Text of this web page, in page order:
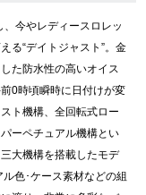
銀座本店
、今やレディースロレッ
る“デイトジャスト”。金
た防水性の高いオイス
0時頃瞬時に日付けが変
ト機構、全回転式ロー
ーペチュアル機構とい
大機構を搭載したモデ
ル色･ケース素材などの組